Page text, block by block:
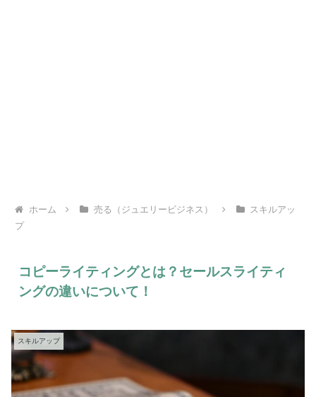
ホーム 売る（ジュエリービジネス）
スキルアッ
プ
コピーライティングとは？セールスライティ
ングの違いについて！
スキルアップ